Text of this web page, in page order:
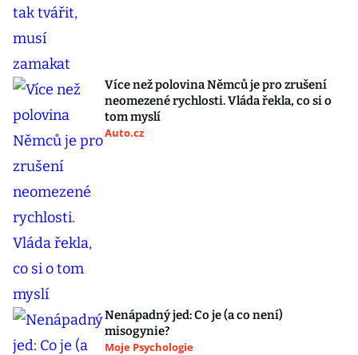
Více než polovina Němců je pro zrušení
neomezené rychlosti. Vláda řekla, co si o
tom myslí
Auto.cz
Nenápadný jed: Co je (a co není)
misogynie?
Moje Psychologie